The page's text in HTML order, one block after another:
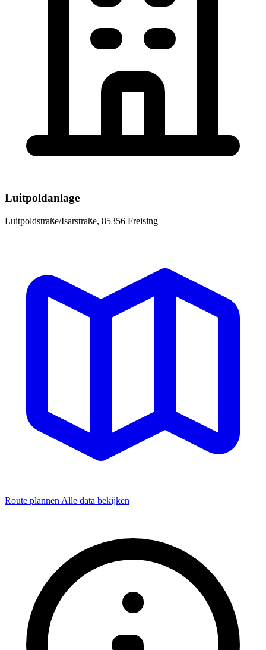
Luitpoldanlage
Luitpoldstraße/Isarstraße, 85356 Freising
Route plannen Alle data bekijken